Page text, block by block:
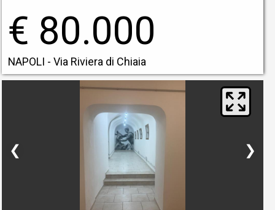
€ 80.000
NAPOLI - Via Riviera di Chiaia
❮ ❯